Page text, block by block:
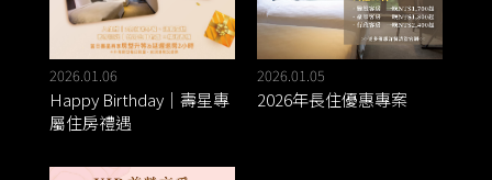
2026.01.06
Happy Birthday｜壽星專
屬住房禮遇
2026.01.05
2026年長住優惠專案